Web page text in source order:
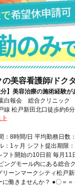
美容看護師/ドク
分】美容治療の施術経験
護師もOK★面接1回のみ
白報会 総合クリニック
線 松戸新田北口徒歩約6
松戸線 みのり台北口徒歩
分
：8時間/日 平均勤務日数
：1ヶ月 シフト提出期限
フト開始の10日前 毎月11
ングモール内にある総合
ーンマークシティ松戸
に働きませんか？ ●〇＝